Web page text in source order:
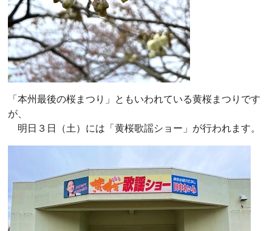
「本州最後の桜まつり」ともいわれている黄桜まつりです
が、
明日３日（土）には「黄桜歌謡ショー」が行われます。